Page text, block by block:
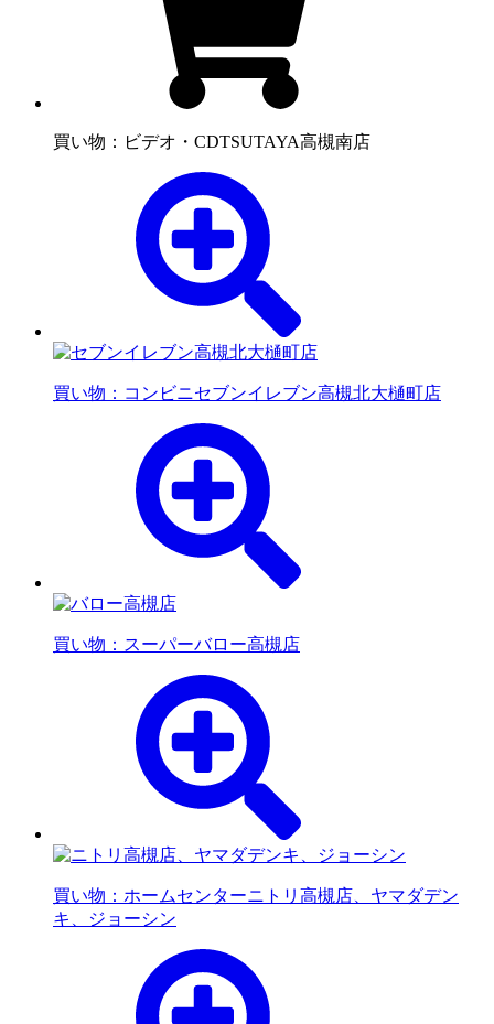
買い物：ビデオ・CDTSUTAYA高槻南店
買い物：コンビニセブンイレブン高槻北大樋町店
買い物：スーパーバロー高槻店
買い物：ホームセンターニトリ高槻店、ヤマダデン
キ、ジョーシン